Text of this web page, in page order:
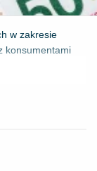
w zakresie
konsumentami